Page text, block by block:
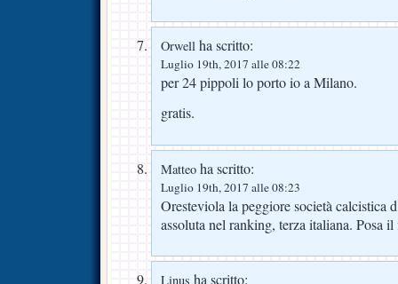
Orwell ha scritto:
Luglio 19th, 2017 alle 08:22
per 24 pippoli lo porto io a Milano.
gratis.
Matteo ha scritto:
Luglio 19th, 2017 alle 08:23
Oresteviola la peggiore società calcistica
assoluta nel ranking, terza italiana. Posa il
Linus ha scritto: